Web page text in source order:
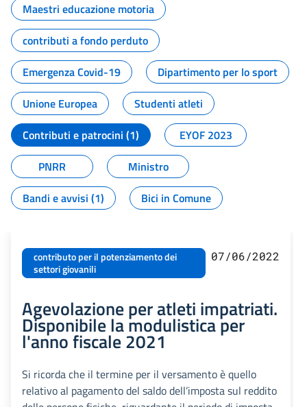
Maestri educazione motoria
contributi a fondo perduto
Emergenza Covid-19
Dipartimento per lo sport
Unione Europea
Studenti atleti
Contributi e patrocini (1)
EYOF 2023
PNRR
Ministro
Bandi e avvisi (1)
Bici in Comune
contributo per il potenziamento dei
settori giovanili
07/06/2022
Agevolazione per atleti impatriati.
Disponibile la modulistica per
l'anno fiscale 2021
Si ricorda che il termine per il versamento è quello
relativo al pagamento del saldo dell’imposta sul reddito